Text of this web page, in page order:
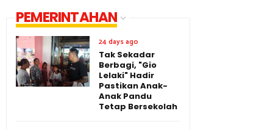
PEMERINTAHAN
24 days ago
Tak Sekadar
Berbagi, "Gio
Lelaki" Hadir
Pastikan Anak-
Anak Pandu
Tetap Bersekolah